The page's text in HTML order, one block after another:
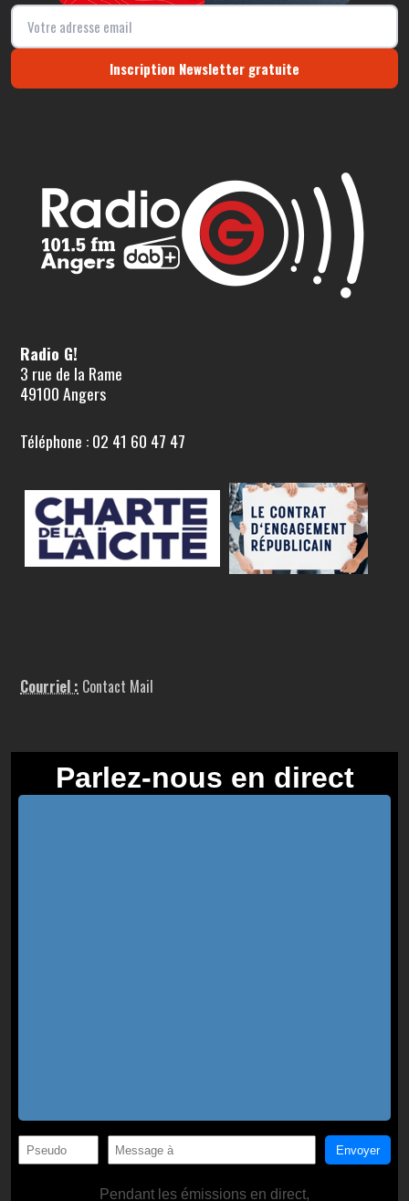
Inscription Newsletter gratuite
Radio G!
3 rue de la Rame
49100 Angers
Téléphone : 02 41 60 47 47
Courriel : Contact Mail